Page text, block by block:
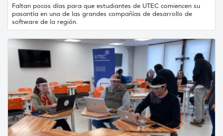
Faltan pocos días para que estudiantes de UTEC comiencen su
pasantía en una de las grandes compañías de desarrollo de
software de la región.